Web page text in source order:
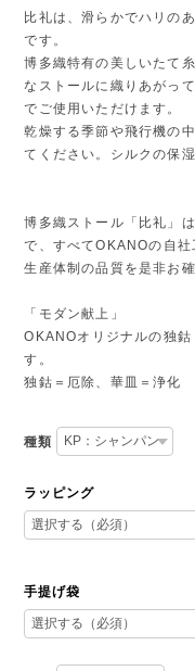
比礼は、滑らかでハリの
です。
博多織特有の美しいたて
なストールに織りあがっ
でご使用いただけます。
乾燥する季節や飛行機の
てください。シルクの保
博多織ストール「比礼」
で、すべてOKANOの自
生産体制の品質を是非お
「モダン献上」
OKANOオリジナルの独
す。
独鈷＝厄除、華皿＝浄化
種類
ラッピング
手提げ袋